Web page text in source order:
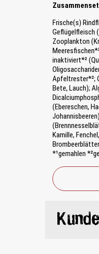
Frische(s)
Geflügelfleisch
Zooplankton
inaktiviert*²
Apfeltrester*²;
Bete, Lauch);
(Ebereschen,
Kamille,
*¹gemahlen